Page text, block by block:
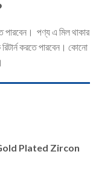
পারবেন। পণ্য এ মিল থাকার
করতে পারবেন। কোনো
Plated Zircon